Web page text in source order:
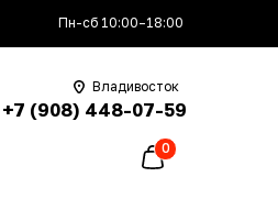
+7 (908) 448-07-59
0
Владивосток
Пн-сб 10:00–18:00